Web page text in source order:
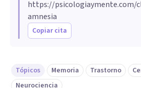
https://psicologiaymente.com/
amnesia
Copiar cita
Tópicos Memoria Trastorno
Neurociencia